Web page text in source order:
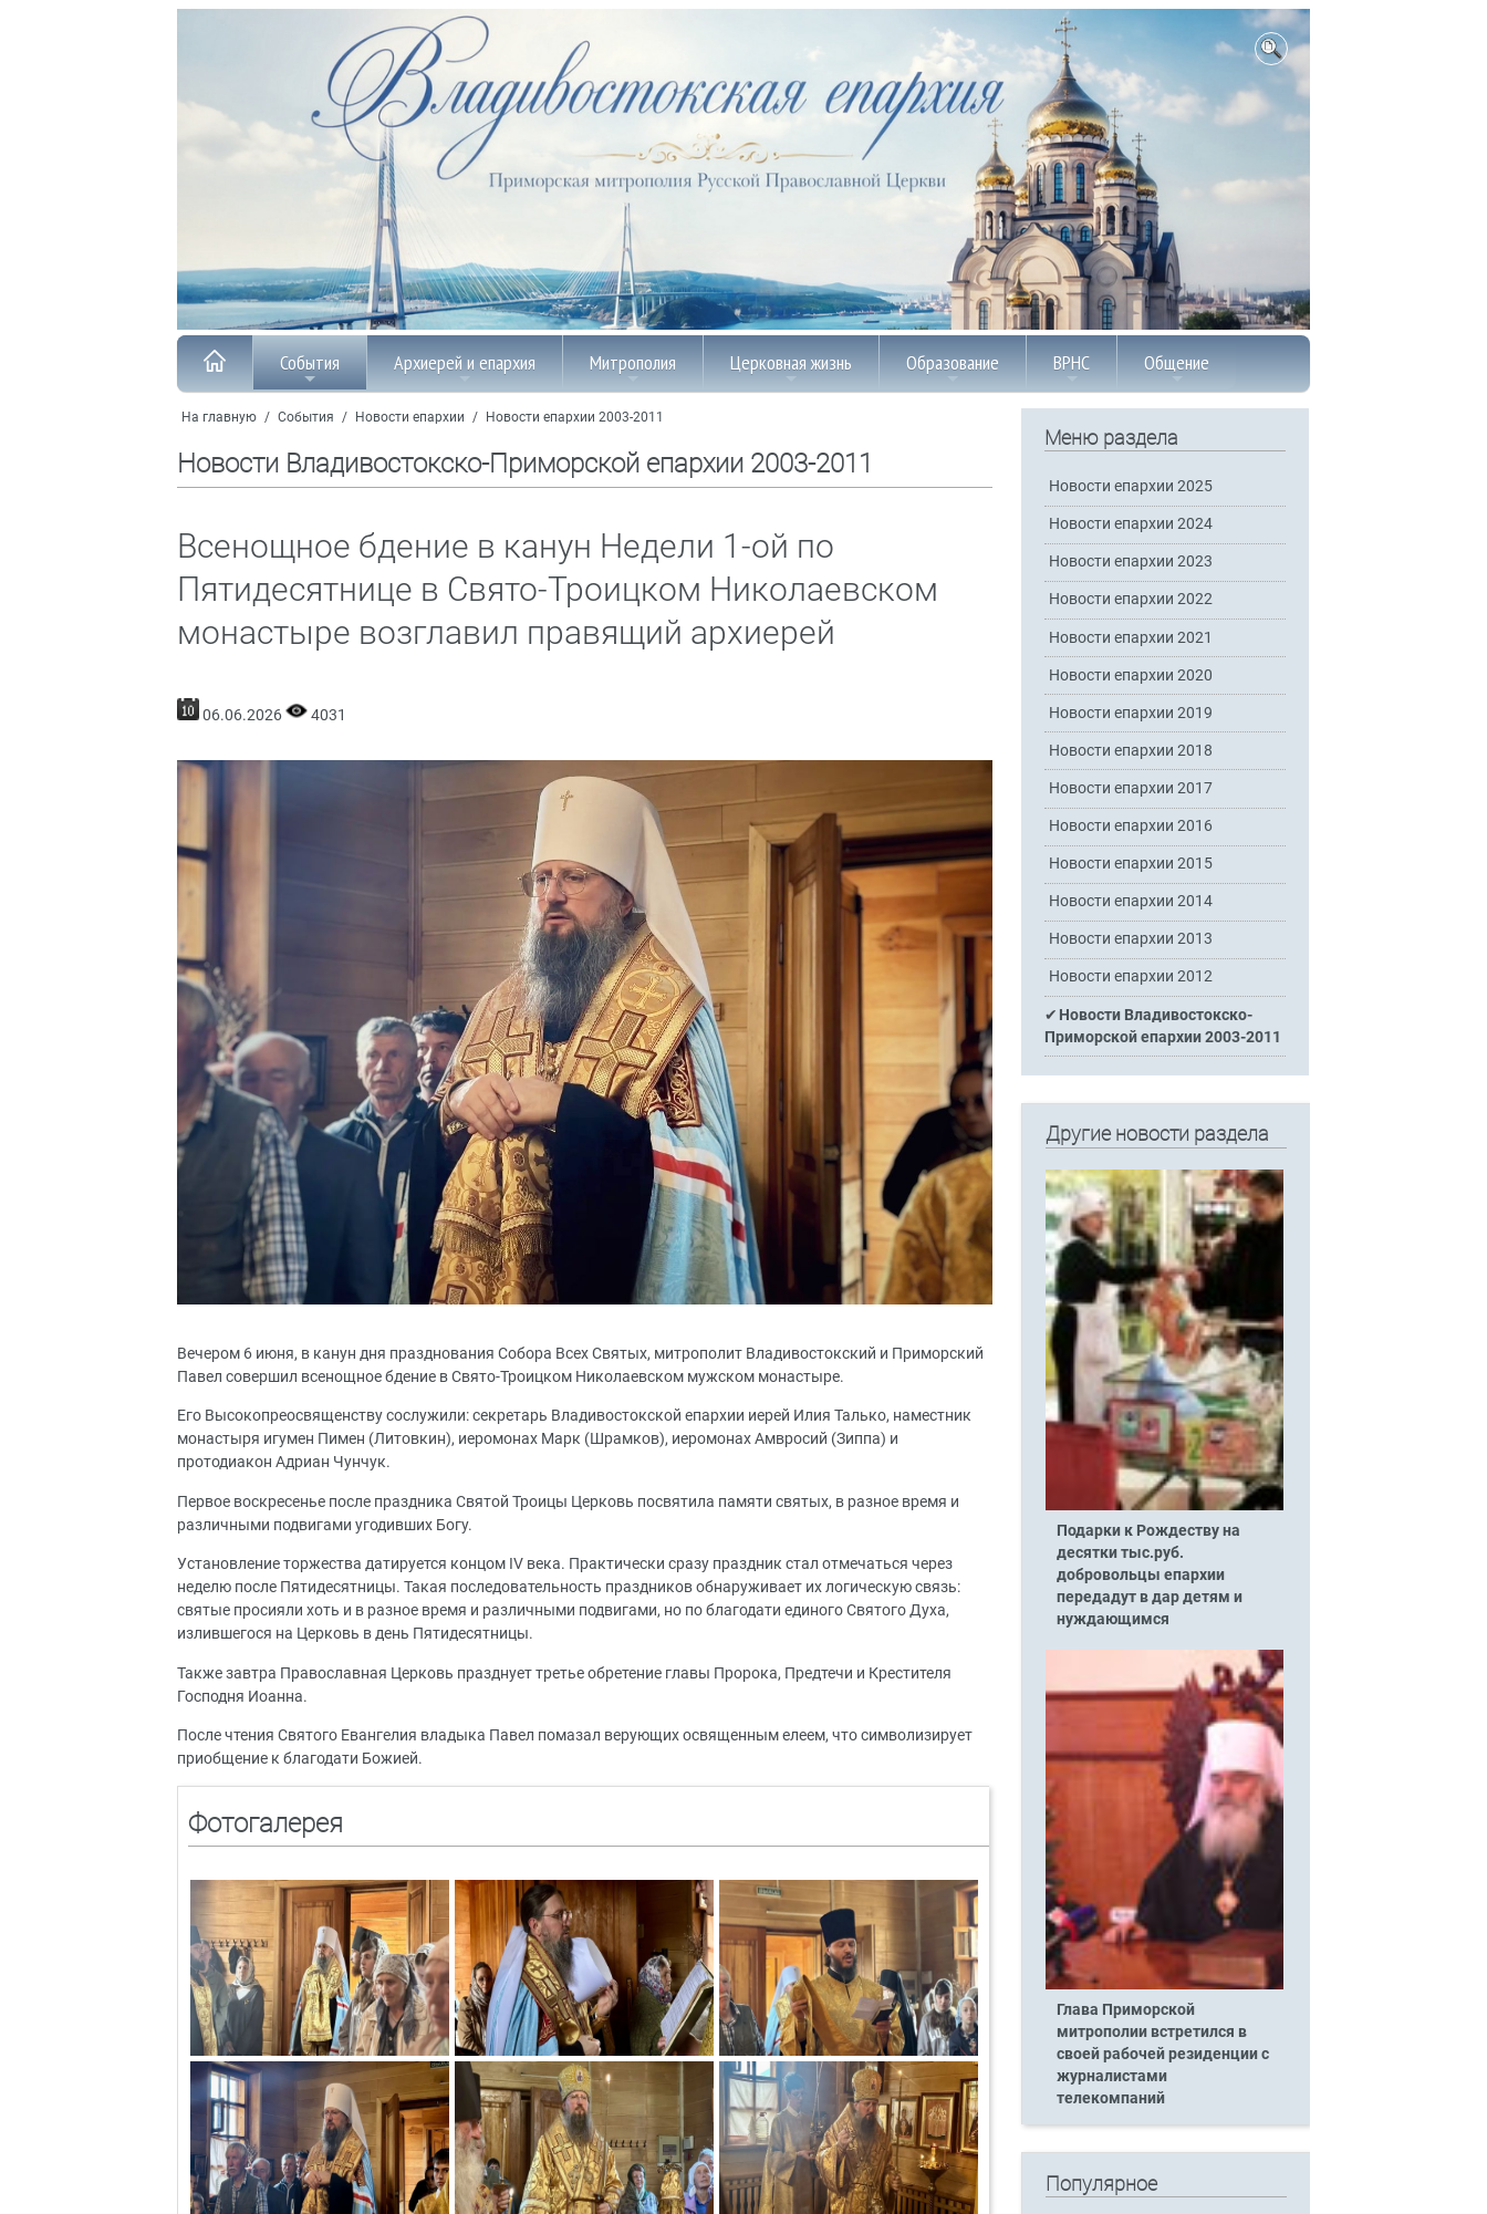
События Архиерей и епархия Митрополия Церковная жизнь Образование ВРНС Общение
На главную / События / Новости епархии / Новости епархии 2003-2011
Новости Владивостокско-Приморской епархии 2003-2011
Всенощное бдение в канун Недели 1-ой по
Пятидесятнице в Свято-Троицком Николаевском
монастыре возглавил правящий архиерей
06.06.2026 4031
Вечером 6 июня, в канун дня празднования Собора Всех Святых, митрополит Владивостокский и Приморский
Павел совершил всенощное бдение в Свято-Троицком Николаевском мужском монастыре.
Его Высокопреосвященству сослужили: секретарь Владивостокской епархии иерей Илия Талько, наместник
монастыря игумен Пимен (Литовкин), иеромонах Марк (Шрамков), иеромонах Амвросий (Зиппа) и
протодиакон Адриан Чунчук.
Первое воскресенье после праздника Святой Троицы Церковь посвятила памяти святых, в разное время и
различными подвигами угодивших Богу.
Установление торжества датируется концом IV века. Практически сразу праздник стал отмечаться через
неделю после Пятидесятницы. Такая последовательность праздников обнаруживает их логическую связь:
святые просияли хоть и в разное время и различными подвигами, но по благодати единого Святого Духа,
излившегося на Церковь в день Пятидесятницы.
Также завтра Православная Церковь празднует третье обретение главы Пророка, Предтечи и Крестителя
Господня Иоанна.
После чтения Святого Евангелия владыка Павел помазал верующих освященным елеем, что символизирует
приобщение к благодати Божией.
Фотогалерея
Меню раздела
Новости епархии 2025
Новости епархии 2024
Новости епархии 2023
Новости епархии 2022
Новости епархии 2021
Новости епархии 2020
Новости епархии 2019
Новости епархии 2018
Новости епархии 2017
Новости епархии 2016
Новости епархии 2015
Новости епархии 2014
Новости епархии 2013
Новости епархии 2012
Новости Владивостокско-
Приморской епархии 2003-2011
Другие новости раздела
Подарки к Рождеству на
десятки тыс.руб.
добровольцы епархии
передадут в дар детям и
нуждающимся
Глава Приморской
митрополии встретился в
своей рабочей резиденции с
журналистами
телекомпаний
Популярное